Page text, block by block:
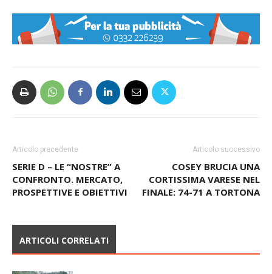
Articolo precedente
SERIE D – LE “NOSTRE” A
CONFRONTO. MERCATO,
PROSPETTIVE E OBIETTIVI
Articolo successivo
COSEY BRUCIA UNA
CORTISSIMA VARESE NEL
FINALE: 74-71 A TORTONA
ARTICOLI CORRELATI